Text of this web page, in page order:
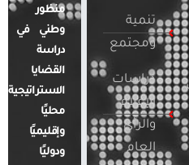
تنمية
ومجتمع
دراسات
الإعلام
والرأي
العام
منظور
وطني في
دراسة
القضايا
الاستراتيجية
محليًا
وإقليميًا
ودوليًا